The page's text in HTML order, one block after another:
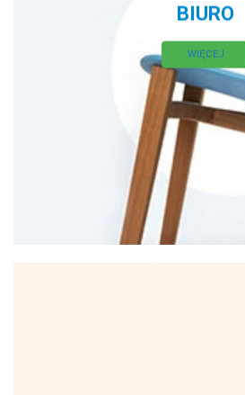
BIURO
WIĘCEJ